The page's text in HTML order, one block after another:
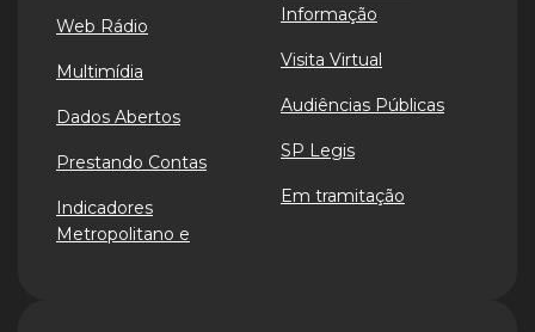
Web Rádio
Multimídia
Dados Abertos
Prestando Contas
Indicadores
Metropolitano e
Informação
Visita Virtual
Audiências Públicas
SP Legis
Em tramitação